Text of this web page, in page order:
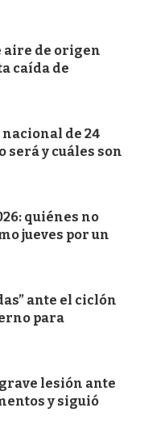
aire de origen
caída de
de 24
será y cuáles son
quiénes no
jueves por un
ante el ciclón
para
lesión ante
y siguió